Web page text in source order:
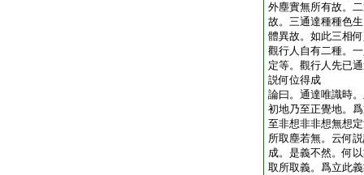
外塵實無所有故。
故。三通達種種色
體異故。如此三相
觀行人自有二種。
定等。觀行人先已
説何位得成
論曰。通達唯識時
初地乃至正覺地。
至非想非非想無想
所取塵若無。云何
成。是義不然。何
取所取義。爲立此